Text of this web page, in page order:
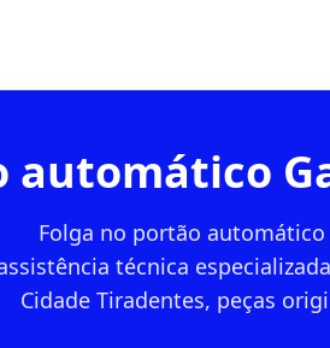
automático
Folga no portão
técnica
Cidade Tiradentes, peças